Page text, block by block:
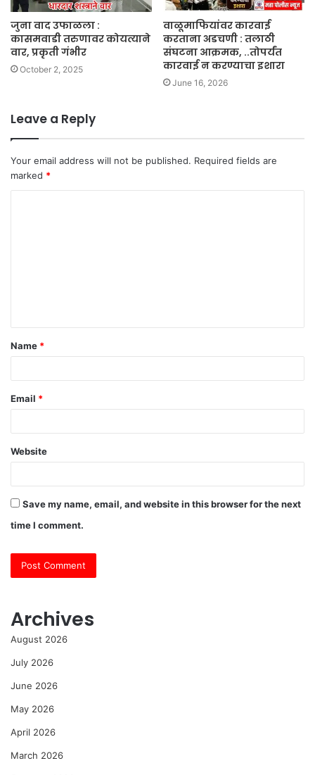
जुना वाद उफाळला :
कासमवाडी तरुणावर कोयत्याने
वार, प्रकृती गंभीर
October 2, 2025
वाळूमाफियांवर कारवाई
करताना अडचणी : तलाठी
संघटना आक्रमक, ..तोपर्यंत
कारवाई न करण्याचा इशारा
June 16, 2026
Leave a Reply
Your email address will not be published. Required fields are
marked *
t
*
Name *
Email *
Website
Save my name, email, and website in this browser for the next
time I comment.
Archives
August 2026
July 2026
June 2026
May 2026
April 2026
March 2026